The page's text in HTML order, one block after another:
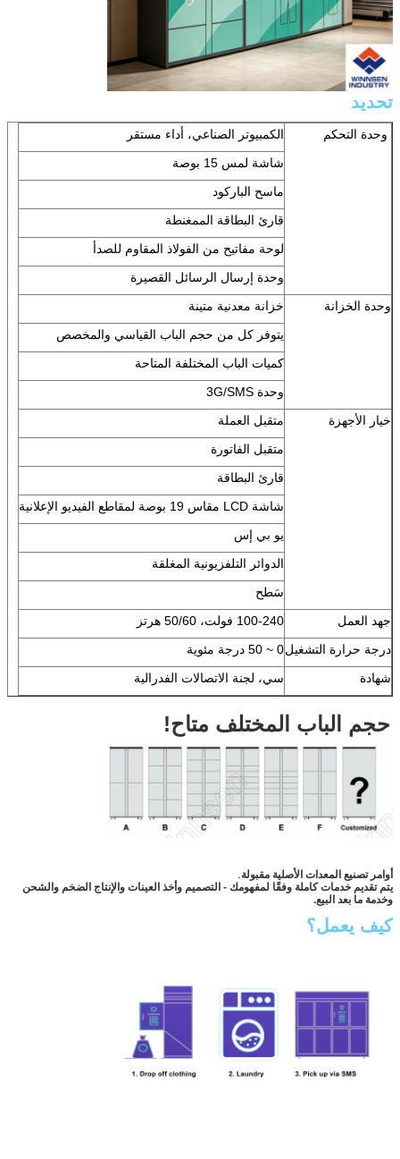
تحديد
وحدة التحكم
الكمبيوتر الصناعي، أداء مستقر
شاشة لمس 15 بوصة
ماسح الباركود
قارئ البطاقة الممغنطة
لوحة مفاتيح من الفولاذ المقاوم للصدأ
وحدة إرسال الرسائل القصيرة
وحدة الخزانة
خزانة معدنية متينة
يتوفر كل من حجم الباب القياسي والمخصص
كميات الباب المختلفة المتاحة
وحدة 3G/SMS
خيار الأجهزة
متقبل العملة
متقبل الفاتورة
قارئ البطاقة
شاشة LCD مقاس 19 بوصة لمقاطع الفيديو الإعلانية
يو بي إس
الدوائر التلفزيونية المغلقة
سَطح
جهد العمل
100-240 فولت، 50/60 هرتز
درجة حرارة التشغيل0 ~ 50 درجة مئوية
شهادة
سي، لجنة الاتصالات الفدرالية
حجم الباب المختلف متاح!
أوامر تصنيع المعدات الأصلية مقبولة.
يتم تقديم خدمات كاملة وفقًا لمفهومك - التصميم وأخذ العينات والإنتاج الضخم والشحن
وخدمة ما بعد البيع.
كيف يعمل؟